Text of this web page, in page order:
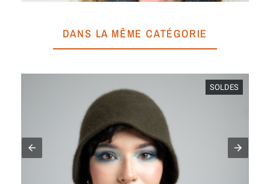
DANS LA MÊME CATÉGORIE
SOLDES